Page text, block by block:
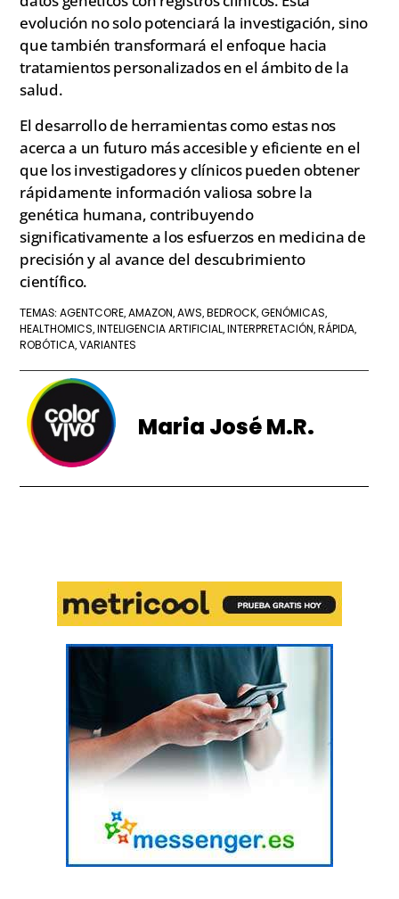
evolución no solo potenciará la investigación, sino
que también transformará el enfoque hacia
tratamientos personalizados en el ámbito de la
salud.
El desarrollo de herramientas como estas nos
acerca a un futuro más accesible y eficiente en el
que los investigadores y clínicos pueden obtener
rápidamente información valiosa sobre la
genética humana, contribuyendo
significativamente a los esfuerzos en medicina de
precisión y al avance del descubrimiento
científico.
TEMAS:AGENTCORE,AMAZON,AWS, BEDROCK,GENÓMICAS,
HEALTHOMICS, INTELIGENCIA ARTIFICIAL, INTERPRETACIÓN, RÁPIDA,
ROBÓTICA,VARIANTES
Maria José M.R.